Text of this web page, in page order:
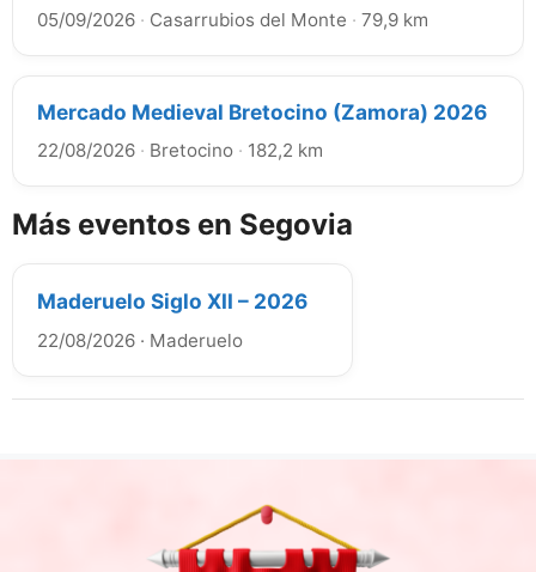
05/09/2026 · Casarrubios del Monte · 79,9 km
Mercado Medieval Bretocino (Zamora) 2026
22/08/2026 · Bretocino · 182,2 km
Más eventos en Segovia
Maderuelo Siglo XII – 2026
22/08/2026 · Maderuelo